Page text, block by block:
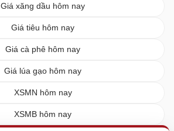
Giá xăng dầu hôm nay
Giá tiêu hôm nay
Giá cà phê hôm nay
Giá lúa gạo hôm nay
XSMN hôm nay
XSMB hôm nay